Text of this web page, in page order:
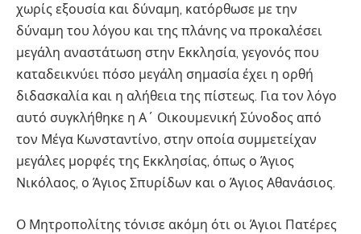
χωρίς εξουσία και δύναμη, κατόρθωσε με την
δύναμη του λόγου και της πλάνης να προκαλέσει
μεγάλη αναστάτωση στην Εκκλησία, γεγονός που
καταδεικνύει πόσο μεγάλη σημασία έχει η ορθή
διδασκαλία και η αλήθεια της πίστεως. Για τον λόγο
αυτό συγκλήθηκε η Α΄ Οικουμενική Σύνοδος από
τον Μέγα Κωνσταντίνο, στην οποία συμμετείχαν
μεγάλες μορφές της Εκκλησίας, όπως ο Άγιος
Νικόλαος, ο Άγιος Σπυρίδων και ο Άγιος Αθανάσιος.
Ο Μητροπολίτης τόνισε ακόμη ότι οι Άγιοι Πατέρες